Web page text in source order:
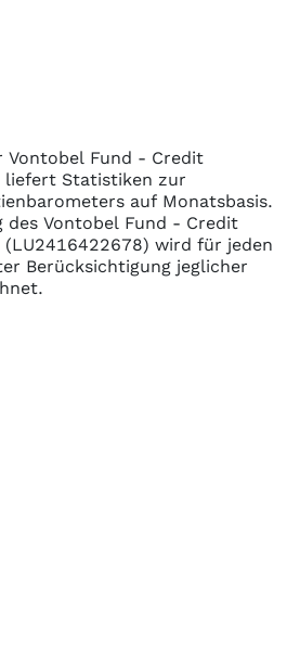
Vontobel Fund - Credit
liefert Statistiken zur
auf Monatsbasis.
des Vontobel Fund - Credit
(LU2416422678) wird für jeden
Berücksichtigung jeglicher